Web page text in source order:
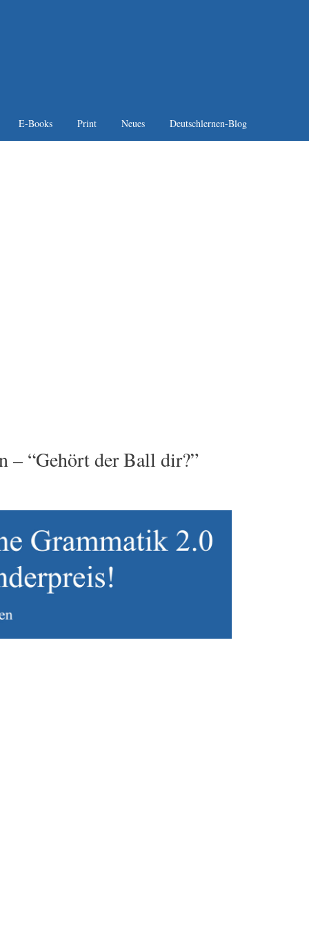
E-Books Print Neues Deutschlernen-Blog
– “Gehört der Ball dir?”